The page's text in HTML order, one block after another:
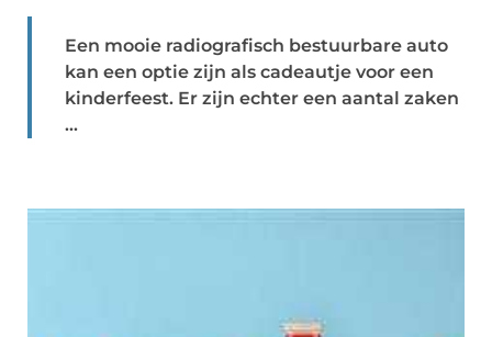
Een mooie radiografisch bestuurbare auto
kan een optie zijn als cadeautje voor een
kinderfeest. Er zijn echter een aantal zaken
...